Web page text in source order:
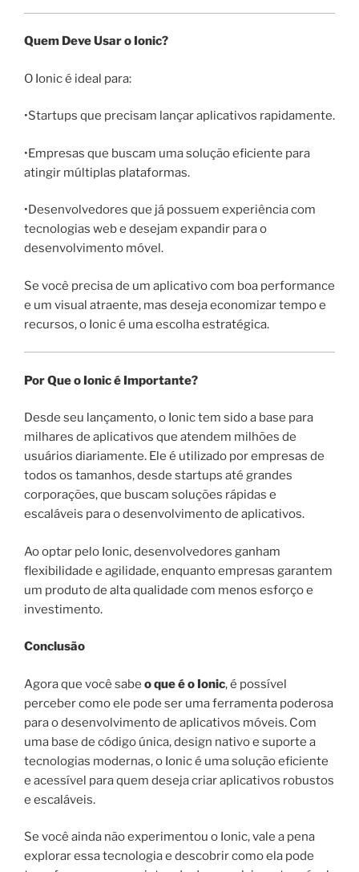
Quem Deve Usar o Ionic?
O Ionic é ideal para:
•Startups que precisam lançar aplicativos rapidamente.
•Empresas que buscam uma solução eficiente para
atingir múltiplas plataformas.
•Desenvolvedores que já possuem experiência com
tecnologias web e desejam expandir para o
desenvolvimento móvel.
Se você precisa de um aplicativo com boa performance
e um visual atraente, mas deseja economizar tempo e
recursos, o Ionic é uma escolha estratégica.
Por Que o Ionic é Importante?
Desde seu lançamento, o Ionic tem sido a base para
milhares de aplicativos que atendem milhões de
usuários diariamente. Ele é utilizado por empresas de
todos os tamanhos, desde startups até grandes
corporações, que buscam soluções rápidas e
escaláveis para o desenvolvimento de aplicativos.
Ao optar pelo Ionic, desenvolvedores ganham
flexibilidade e agilidade, enquanto empresas garantem
um produto de alta qualidade com menos esforço e
investimento.
Conclusão
Agora que você sabe o que é o Ionic, é possível
perceber como ele pode ser uma ferramenta poderosa
para o desenvolvimento de aplicativos móveis. Com
uma base de código única, design nativo e suporte a
tecnologias modernas, o Ionic é uma solução eficiente
e acessível para quem deseja criar aplicativos robustos
e escaláveis.
Se você ainda não experimentou o Ionic, vale a pena
explorar essa tecnologia e descobrir como ela pode